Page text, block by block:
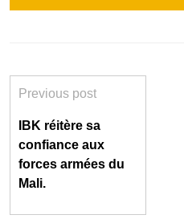
Previous post
IBK réitère sa
confiance aux
forces armées du
Mali.